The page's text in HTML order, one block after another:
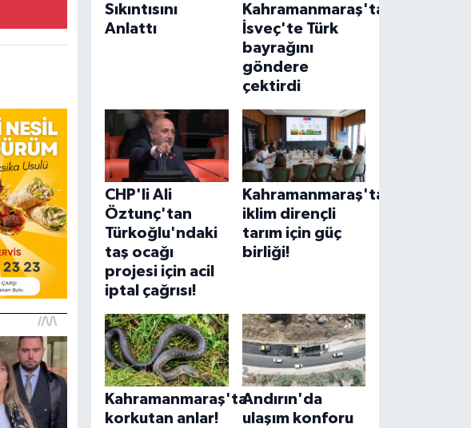
Sıkıntısını
Anlattı
Kahramanmaraş'tan!
İsveç'te Türk
bayrağını
göndere
çektirdi
CHP'li Ali
Öztunç'tan
Türkoğlu'ndaki
taş ocağı
projesi için acil
iptal çağrısı!
Kahramanmaraş'ta
iklim dirençli
tarım için güç
birliği!
Kahramanmaraş'ta
korkutan anlar!
Andırın'da
ulaşım konforu